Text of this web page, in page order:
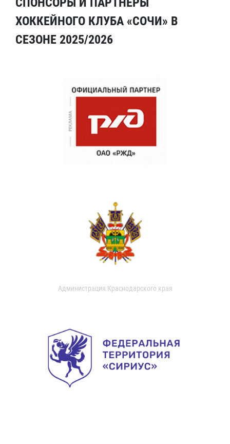
ХОККЕЙНОГО КЛУБА «СОЧИ» В
СЕЗОНЕ 2025/2026
Администрация Краснодарского края